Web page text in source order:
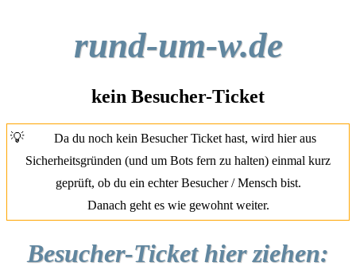
rund-um-w.de
kein Besucher-Ticket
💡
Da du noch kein Besucher Ticket hast, wird hier aus
Sicherheitsgründen (und um Bots fern zu halten) einmal kurz
geprüft, ob du ein echter Besucher / Mensch bist.
Danach geht es wie gewohnt weiter.
Besucher-Ticket hier ziehen: